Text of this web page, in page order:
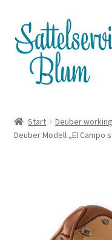
Zur
Navigation
springen
Zum
Inhalt
springen
Whatsapp
Servicepreise
Start
Deuber
Deuber Modell „El Campo